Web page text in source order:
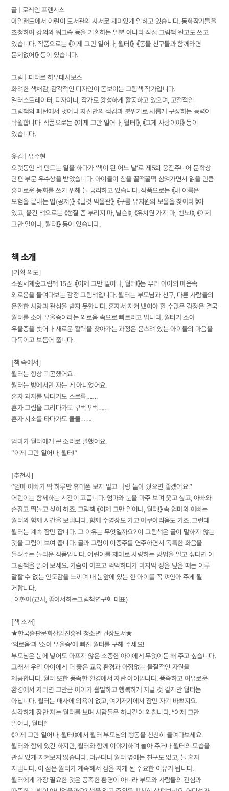
글 | 로레인 프렌시스
아일랜드에서 어린이 도서관의 사서로 재미있게 일하고 있습니다. 동화작가들을
초청하여 강의와 워크숍 등을 기획하는 일뿐 아니라 직접 그림책 원고도 쓰고
있습니다. 작품으로는 《이제 그만 일어나, 월터!》, 《동물 친구들과 함께라면
문제없어!》 등이 있습니다.
그림 | 피터르 하우데사보스
화려한 색채감, 감각적인 디자인이 돋보이는 그림책 작가입니다.
일러스트레이터, 디자이너, 작가로 왕성하게 활동하고 있으며, 고전적인
그림책의 패턴에서 벗어나 자신만의 색감과 분위기로 새롭게 구성하는 능력이
탁월합니다. 작품으로는 《이제 그만 일어나, 월터!》, 《그게 사랑이야》 등이
있습니다.
옮김 | 유수현
오랫동안 책 만드는 일을 하다가 ‘책이 된 어느 날’로 제5회 웅진주니어 문학상
단편 부문 우수상을 받았습니다. 아이들이 침을 꿀떡꿀떡 삼켜가면서 읽을 만큼
흥미로운 동화를 쓰기 위해 늘 궁리하고 있습니다. 작품으로는 《내 이름은
모험을 끝내는 법(공저)》, 《탈것 박물관》, 《구름 유치원의 보물을 찾아라!》이
있고, 옮긴 책으로는 《성질 좀 부리지 마, 닐슨!》, 《유치원 가지 마, 벤노!》, 《이제
그만 일어나, 월터!》 등이 있습니다.
책 소개
[기획 의도]
소원세계숲그림책 15권. 《이제 그만 일어나, 월터!》는 우리 아이의 마음속
외로움을 들여다보는 감정 그림책입니다. 월터는 부모님과 친구, 다른 사람들의
온전한 사랑과 관심을 받지 못합니다. 혼자서 지켜 냈어야 할 수많은 감정은 결국
월터를 소아 우울증이라는 외로움 속으로 빠트리고 맙니다. 월터가 소아
우울증을 벗어나 새로운 활력을 찾아가는 과정은 움츠려 있는 아이들의 마음을
다독이고 보듬어 줍니다.
[책 속에서]
월터는 항상 피곤했어요.
월터는 방에서만 자는 게 아니었어요.
혼자 과자를 담다가도 스르륵…….
혼자 그림을 그리다가도 꾸벅꾸벅…….
혼자 시소를 타다가도 쿨쿨…….
엄마가 월터에게 큰 소리로 말했어요.
“이제 그만 일어나, 월터!”
[추천사]
“엄마 아빠가 딱 하루만 휴대폰 보지 말고 나랑 놀아 줬으면 좋겠어요.”
어린이는 함께하는 시간이 고픕니다. 엄마와 눈을 마주 보며 웃고 싶고, 아빠와
손잡고 뛰놀고 싶어 하죠. 그림책 《이제 그만 일어나, 월터!》 속 엄마와 아빠는
월터와 함께 시간을 보냅니다. 함께 수영장도 가고 아쿠아리움도 가죠. 그런데
월터는 계속 잠만 잡니다. 그 이유는 무엇일까요? 이 그림책은 글이 말하지 않는
것을 그림이 보여 줍니다. 글과 그림이 이중주를 연주하면서 독특한 화음을
들려주는 놀라운 작품입니다. 어린이를 제대로 사랑하는 방법을 알고 싶다면 이
그림책을 읽어 보세요. 가슴이 아프고 먹먹하다가 마지막 장을 덮을 때는 이루
말할 수 없는 안도감을 느끼며 내 눈앞에 있는 한 아이를 꼭 껴안아 주게 될
거랍니다.
_이현아(교사, 좋아서하는그림책연구회 대표)
[책 소개]
★한국출판문화산업진흥원 청소년 권장도서★
‘외로움’과 ‘소아 우울증’에 빠진 월터를 구해 주세요!
부모님은 눈에 넣어도 아프지 않은 소중한 아이에게 무엇이든 해 주고 싶습니다.
그래서 우리 아이에게 더 좋은 교육 환경과 아낌없는 물질적인 자원을
제공합니다. 월터 또한 풍족한 환경에서 자란 아이입니다. 풍족하고 여유로운
환경에서 자라면 그만큼 아이가 활발하고 행복하게 자랄 것 같지만 월터는
아닙니다. 월터는 매사에 의욕이 없고, 여기저기에서 잠만 자기 바쁘지요.
심각하게 잠만 자는 월터를 보며 사람들은 하나같이 외칩니다. “이제 그만
일어나, 월터!”
《이제 그만 일어나, 월터!》에서 월터 부모님의 행동을 찬찬히 들여다보세요.
월터와 함께 있긴 하지만, 월터와 함께 이야기하며 놀아 주거나 월터의 모습을
관심 있게 지켜보지 않습니다. 더군다나 월터 옆에는 친구도 없고, 늘 혼자
지냅니다. 이 점은 월터가 계속해서 잠을 자게 된 주요한 이유가 됩니다.
월터에게 가장 필요한 것은 풍족한 환경이 아니라 부모와 사람들의 관심과